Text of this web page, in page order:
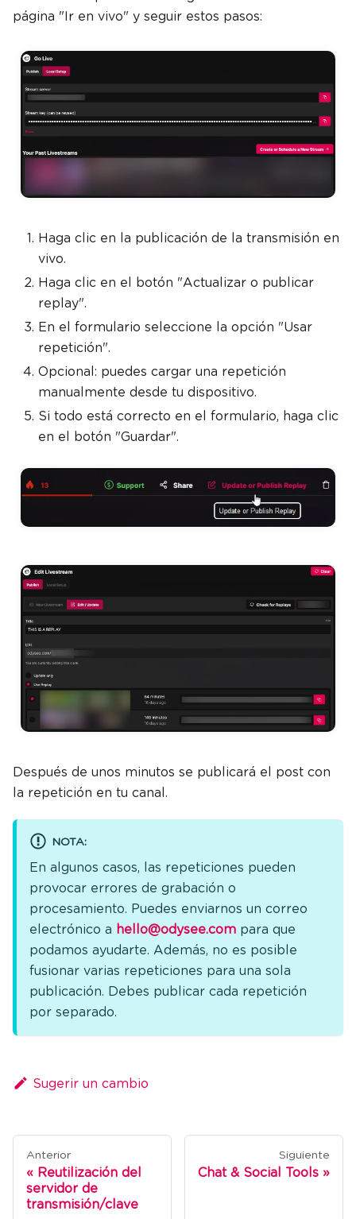
página "Ir en vivo" y seguir estos pasos:
Haga clic en la publicación de la transmisión en
vivo.
Haga clic en el botón "Actualizar o publicar
replay".
En el formulario seleccione la opción "Usar
repetición".
Opcional: puedes cargar una repetición
manualmente desde tu dispositivo.
Si todo está correcto en el formulario, haga clic
en el botón "Guardar".
Después de unos minutos se publicará el post con
la repetición en tu canal.
NOTA:
En algunos casos, las repeticiones pueden
provocar errores de grabación o
procesamiento. Puedes enviarnos un correo
electrónico a hello@odysee.com para que
podamos ayudarte. Además, no es posible
fusionar varias repeticiones para una sola
publicación. Debes publicar cada repetición
por separado.
Sugerir un cambio
Anterior
Reutilización del
servidor de
transmisión/clave
Siguiente
Chat & Social Tools